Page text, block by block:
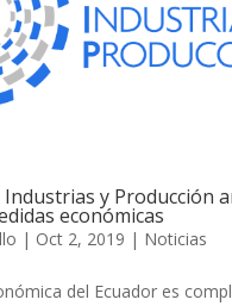
Industrias y Producción
económicas
| Oct 2, 2019 | Noticias
del Ecuador es